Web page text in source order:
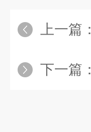
上一篇：
下一篇：